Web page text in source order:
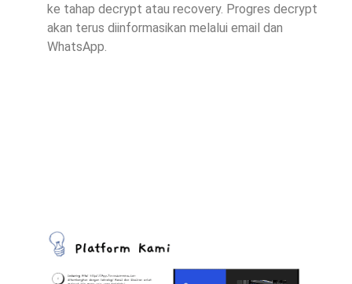
ke tahap decrypt atau recovery. Progres decrypt
akan terus diinformasikan melalui email dan
WhatsApp.